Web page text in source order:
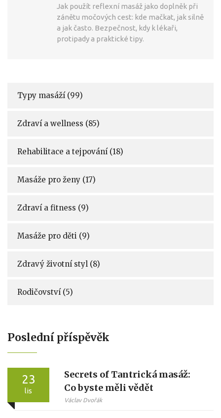
Jak použít reflexní masáž jako doplněk při
zánětu močových cest: kde mačkat, jak silně
a jak často. Bezpečnost, kdy k lékaři,
protipady a praktické tipy.
Typy masáží (99)
Zdraví a wellness (85)
Rehabilitace a tejpování (18)
Masáže pro ženy (17)
Zdraví a fitness (9)
Masáže pro děti (9)
Zdravý životní styl (8)
Rodičovství (5)
Poslední příspěvěk
23
lis
Secrets of Tantrická masáž:
Co byste měli vědět
Václav Dvořák